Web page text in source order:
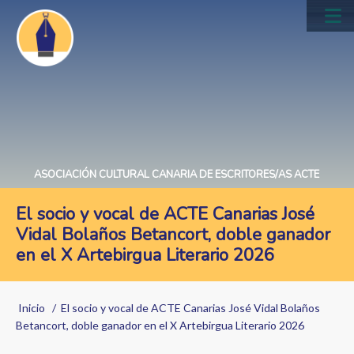
Pasar
contenido
principal
ASOCIACIÓN CULTURAL CANARIA DE ESCRITORES/AS ACTE
El socio y vocal de ACTE Canarias José
Vidal Bolaños Betancort, doble ganador
en el X Artebirgua Literario 2026
Sobrescribir
enlaces
Inicio
El socio y vocal de ACTE Canarias José Vidal Bolaños
Betancort, doble ganador en el X Artebirgua Literario 2026